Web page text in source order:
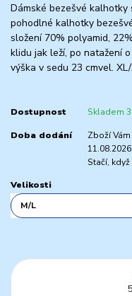
Dámské bezešvé kalhotky
pohodlné kalhotky
složení 70% polyamid,
klidu jak leží, po natažení
výška v sedu 23 cmvel.
Dostupnost Skladem
Doba dodání
Zboží
Stačí,
Velikosti